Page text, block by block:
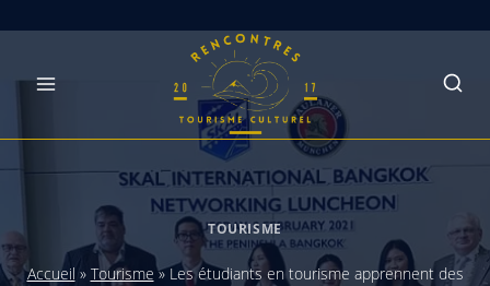
TOURISME
Accueil » Tourisme»Les étudiants en tourisme apprennent des